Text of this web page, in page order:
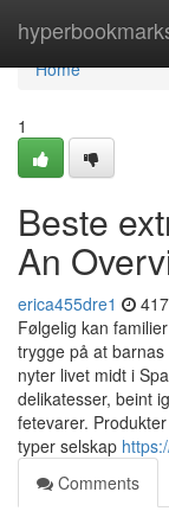
Home
Home
1
Beste
An
erica455dre1
Følgelig kan
trygge på at
nyter livet midt i
delikatesser, beint
fetevarer.
typer selskap
Comments